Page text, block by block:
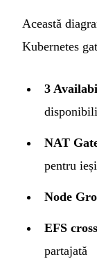
Această
Kubernetes
3
NAT
pentru
Node
EFS
partajată